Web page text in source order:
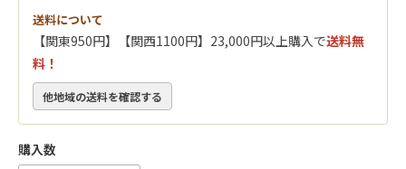
送料について
【関東950円】【関西1100円】23,000円以上購入で送料無
料！
他地域の送料を確認する
購入数